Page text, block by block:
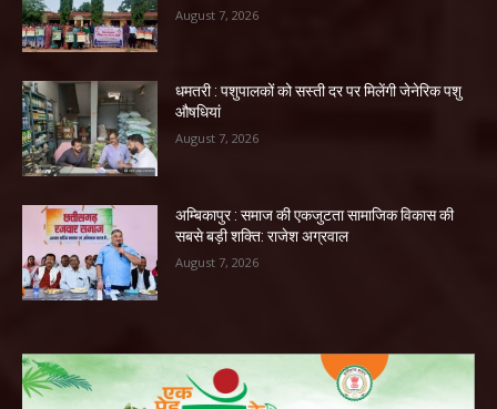
August 7, 2026
धमतरी : पशुपालकों को सस्ती दर पर मिलेंगी जेनेरिक पशु
औषधियां
August 7, 2026
अम्बिकापुर : समाज की एकजुटता सामाजिक विकास की
सबसे बड़ी शक्ति: राजेश अग्रवाल
August 7, 2026